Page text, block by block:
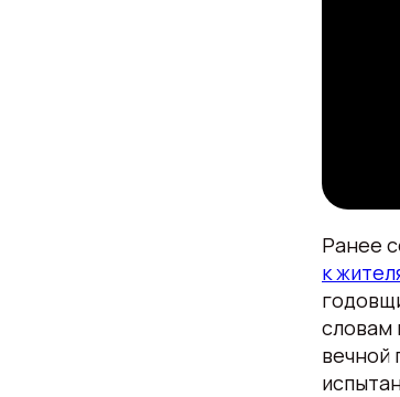
Ранее
к
словам
вечной